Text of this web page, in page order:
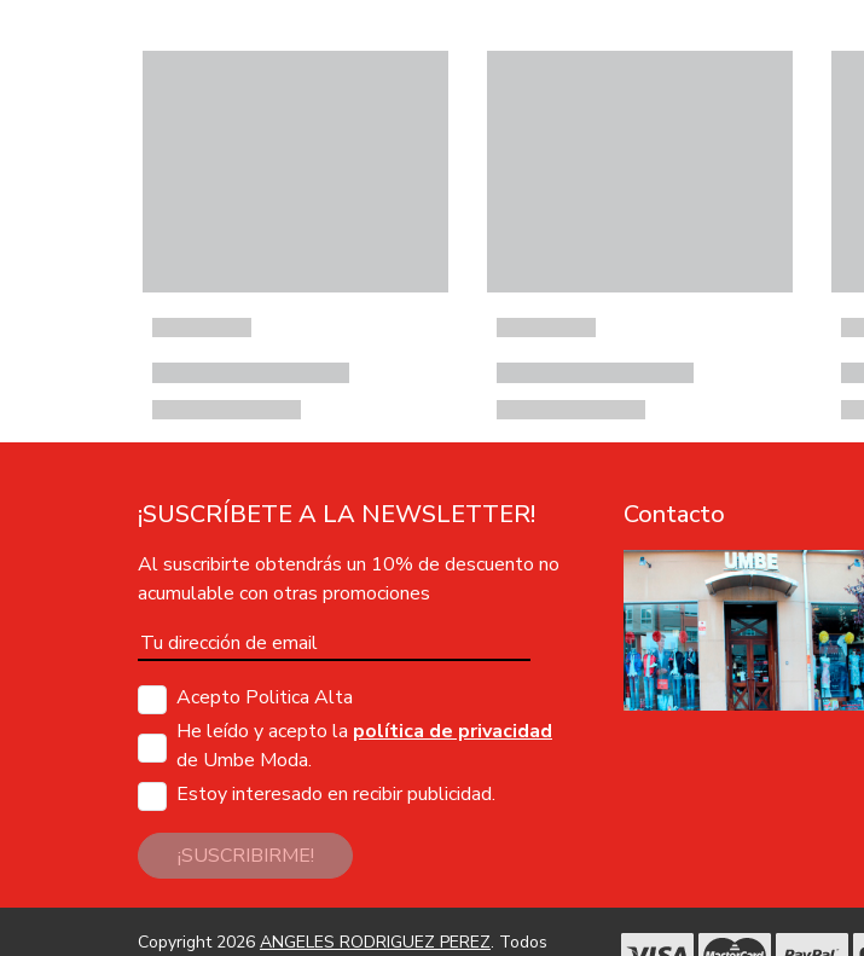
¡SUSCRÍBETE A LA NEWSLETTER!
Al suscribirte obtendrás un 10% de descuento no
acumulable con otras promociones
Acepto Politica Alta
He leído y acepto la política de privacidad
de Umbe Moda.
Estoy interesado en recibir publicidad.
¡SUSCRIBIRME!
Contacto
Copyright 2026 ANGELES RODRIGUEZ PEREZ. Todos